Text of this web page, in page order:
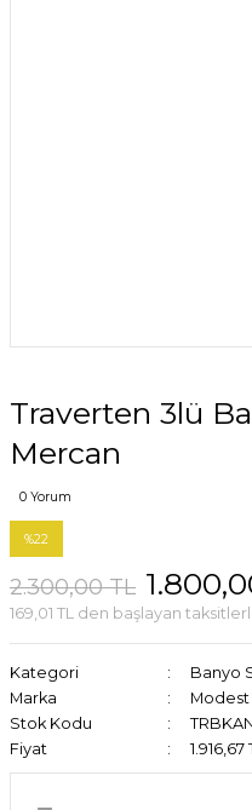
Traverten 3lü
Mercan
0 Yorum
%22
2.300,00 TL
169,01 TL den başlayan
Kategori
Banyo
Marka
Stok Kodu
Fiyat
1.916,67